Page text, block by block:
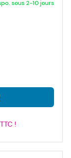
sous 2-10 jours
!